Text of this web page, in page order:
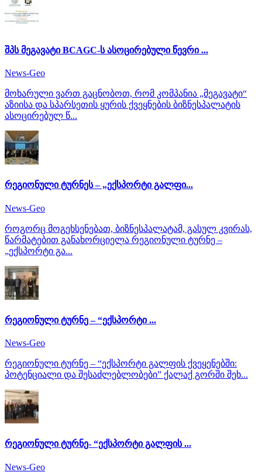
შპს მეგავატი BCAGC-ს ასოცირებული წევრი ...
News-Geo
მოხარული ვართ გაცნობოთ, რომ კომპანია „მეგავატი“
აზიისა და სპარსეთის ყურის ქვეყნების ბიზნესპალატის
ასოცირებულ წ...
რეგიონული ტურნეს – „ექსპორტი გალფი...
News-Geo
როგორც მოგეხსენებათ, ბიზნესპალატამ, გასულ კვირას,
წარმატებით განახორციელა რეგიონული ტურნე –
„ექსპორტი გა...
რეგიონული ტურნე – “ექსპორტი ...
News-Geo
რეგიონული ტურნე – “ექსპორტი გალფის ქვეყენებში:
პოტენციალი და შესაძლებლობები” ქალაქ გორში შეხ...
რეგიონული ტურნე- “ექსპორტი გალფის ...
News-Geo